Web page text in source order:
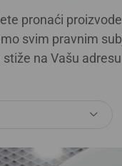
pronaći
svim pravnim
na Vašu